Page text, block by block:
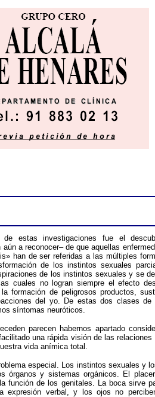
estas investigaciones fue el
a reconocer– de que aquellas
han de ser referidas a las múltiples
de los instintos sexuales
de los instintos sexuales y se
cuales no logran siempre el efecto
formación de peligrosos productos,
del yo. De estas dos clases de
síntomas neuróticos.
parecen habernos apartado
una rápida visión de las
vida anímica total.
especial. Los instintos sexuales y
órganos y sistemas orgánicos. El
función de los genitales. La boca sirve
expresión verbal, y los ojos no